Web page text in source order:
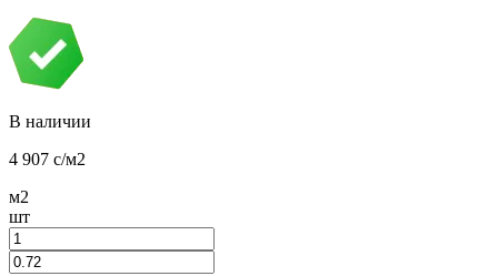
В наличии
4 907 c/м2
м2
шт